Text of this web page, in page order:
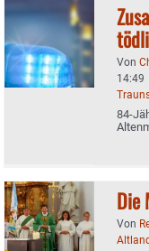
Von
14:49
84-
Die
Von